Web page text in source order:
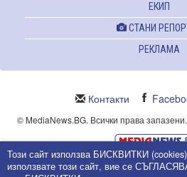
ЕКИП
СТАНИ
РЕКЛАМА
Контакти
© MediaNews.BG. Всички права запазени.
Powered and owned
Собственост на
Този сайт използва БИСКВИТКИ
използвате този сайт, вие се